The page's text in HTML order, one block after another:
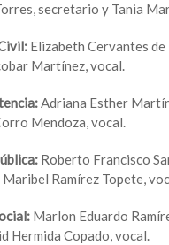
secretario y Tania
Elizabeth Cervantes
Martínez, vocal.
Adriana Esther
Mendoza, vocal.
Roberto Francisco
Ramírez Topete,
Marlon Eduardo
Hermida Copado, vocal.